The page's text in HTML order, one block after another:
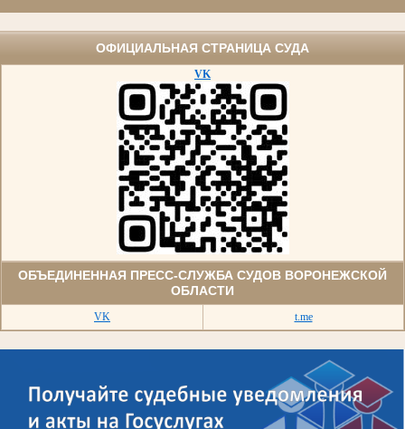
ОФИЦИАЛЬНАЯ СТРАНИЦА СУДА
VK
ОБЪЕДИНЕННАЯ ПРЕСС-СЛУЖБА СУДОВ ВОРОНЕЖСКОЙ
ОБЛАСТИ
VK t.me